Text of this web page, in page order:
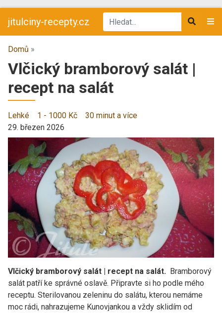
jitulciny-recepty.cz
Domů »
Vlčický bramborový salát |
recept na salát
Lehké 1 - 1000 Kč
30 minut a více
29. březen 2026
Vlčický bramborový salát | recept na salát. Bramborový
salát patří ke správné oslavě. Připravte si ho podle mého
receptu. Sterilovanou zeleninu do salátu, kterou nemáme
moc rádi, nahrazujeme Kunovjankou a vždy sklidím od